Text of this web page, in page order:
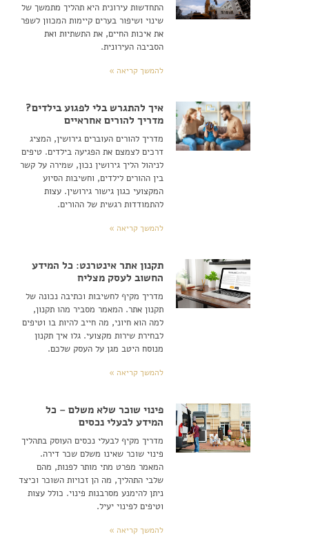
התחדשות עירונית היא תהליך מתמשך של
שינוי ושיפור בערים קיימות המכוון לשפר
את איכות החיים, את התשתיות ואת
הסביבה העירונית.
להמשך קריאה »
איך להתגרש בלי לפגוע בילדים?
מדריך להורים אחראיים
מדריך להורים העוברים גירושין, המציג
דרכים לצמצם את הפגיעה בילדים. טיפים
לניהול הליך גירושין נכון, שמירה על קשר
בין ההורים לילדים, וחשיבות הסיוע
המקצועי כגון גישור גירושין. עצות
להתמודדות רגשית של ההורים.
להמשך קריאה »
תקנון אתר אינטרנט: כל המידע
החשוב לעסק מצליח
מדריך מקיף לחשיבות וכתיבה נכונה של
תקנון אתר. המאמר מסביר מהו תקנון,
למה הוא חיוני, מה חייב להיות בו וטיפים
לבחירת שירות מקצועי. גלו איך תקנון
מנוסח היטב מגן על העסק שלכם.
להמשך קריאה »
פינוי שוכר שלא משלם – כל
המידע לבעלי נכסים
מדריך מקיף לבעלי נכסים העוסק בתהליך
פינוי שוכר שאינו משלם שכר דירה.
המאמר מפרט מתי מותר לפנות, מהם
שלבי התהליך, מה הן זכויות השוכר וכיצד
ניתן להימנע מסרבנות פינוי. כולל עצות
וטיפים לפינוי יעיל.
להמשך קריאה »